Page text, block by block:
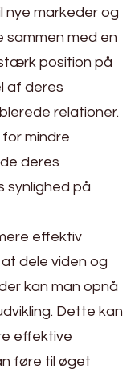
nye markeder og
sammen med en
position på
af deres
relationer.
mindre
deres
synlighed på
effektiv
dele viden og
kan man opnå
Dette kan
effektive
føre til øget